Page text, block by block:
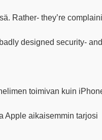
Rather- they’re
designed security-
toimivan kuin
Apple aikaisemmin tarjosi